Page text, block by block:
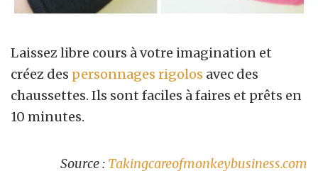
Laissez libre cours à votre imagination et
créez des personnages rigolos avec des
chaussettes. Ils sont faciles à faires et prêts en
10 minutes.
Source : Takingcareofmonkeybusiness.com